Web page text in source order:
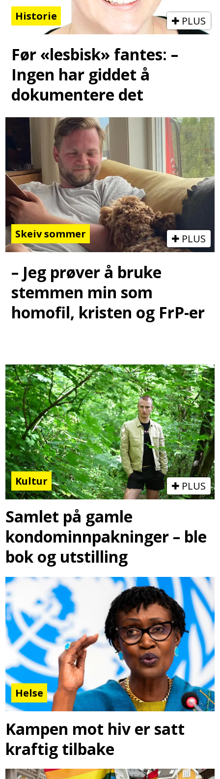
Historie PLUS
Før «lesbisk» fantes: –
Ingen har giddet å
dokumentere det
Skeiv sommer PLUS
– Jeg prøver å bruke
stemmen min som
homofil, kristen og FrP-er
Kultur PLUS
Samlet på gamle
kondominnpakninger – ble
bok og utstilling
Helse
Kampen mot hiv er satt
kraftig tilbake